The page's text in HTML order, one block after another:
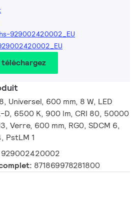
929002420002_EU
Universel, 600 mm, 8 W, LED
D, 6500 K, 900 lm, CRI 80, 50000
Verre, 600 mm, RG0, SDCM 6,
PstLM 1
929002420002
871869978281800